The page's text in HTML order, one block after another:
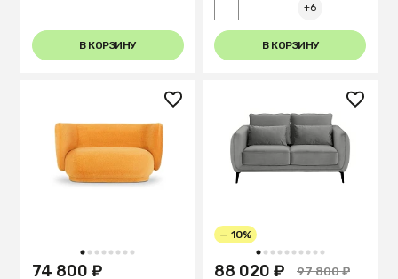
В КОРЗИНУ
+6
В КОРЗИНУ
1 2 3 4 5 6 7 8
74 800 ₽
1 2 3 4 5 6 7 8 9 10
— 10%
88 020 ₽
97 800 ₽